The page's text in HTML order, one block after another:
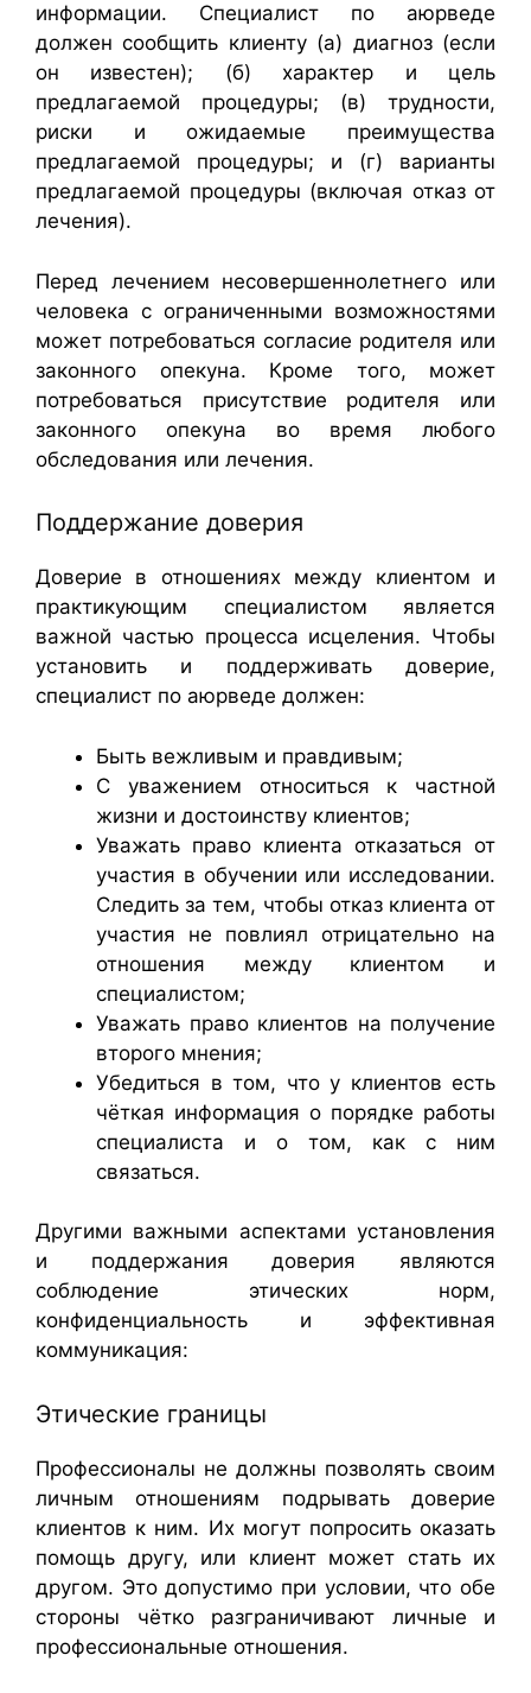
информации. Специалист по аюрведе
должен сообщить клиенту (а) диагноз (если
он известен); (б) характер и цель
предлагаемой процедуры; (в) трудности,
риски и ожидаемые преимущества
предлагаемой процедуры; и (г) варианты
предлагаемой процедуры (включая отказ от
лечения).
Перед лечением несовершеннолетнего или
человека с ограниченными возможностями
может потребоваться согласие родителя или
законного опекуна. Кроме того, может
потребоваться присутствие родителя или
законного опекуна во время любого
обследования или лечения.
Поддержание доверия
Доверие в отношениях между клиентом и
практикующим специалистом является
важной частью процесса исцеления. Чтобы
установить и поддерживать доверие,
специалист по аюрведе должен:
Быть вежливым и правдивым;
С уважением относиться к частной
жизни и достоинству клиентов;
Уважать право клиента отказаться от
участия в обучении или исследовании.
Следить за тем, чтобы отказ клиента от
участия не повлиял отрицательно на
отношения между клиентом и
специалистом;
Уважать право клиентов на получение
второго мнения;
Убедиться в том, что у клиентов есть
чёткая информация о порядке работы
специалиста и о том, как с ним
связаться.
Другими важными аспектами установления
и поддержания доверия являются
соблюдение этических норм,
конфиденциальность и эффективная
коммуникация:
Этические границы
Профессионалы не должны позволять своим
личным отношениям подрывать доверие
клиентов к ним. Их могут попросить оказать
помощь другу, или клиент может стать их
другом. Это допустимо при условии, что обе
стороны чётко разграничивают личные и
профессиональные отношения.